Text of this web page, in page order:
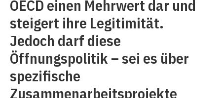
OECD einen Mehrwert dar und
steigert ihre Legitimität.
Jedoch darf diese
Öffnungspolitik – sei es über
spezifische
Zusammenarbeitsprojekte